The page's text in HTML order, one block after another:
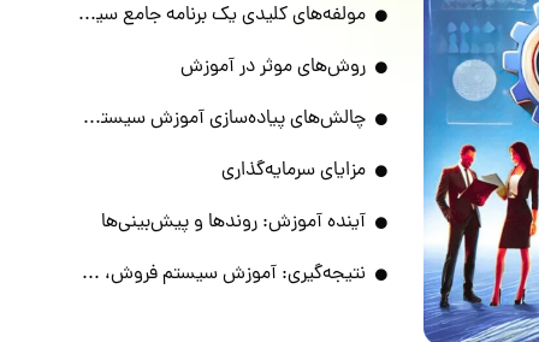
مولفه‌های کلیدی یک برنامه جامع سیستم فروش
روش‌های موثر در آموزش
چالش‌های پیاده‌سازی آموزش سیستم فروش و راهکارهای غلبه بر آن‌ها
مزایای سرمایه‌گذاری
آینده آموزش: روندها و پیش‌بینی‌ها
نتیجه‌گیری: آموزش سیستم فروش، کلید رشد پایدار